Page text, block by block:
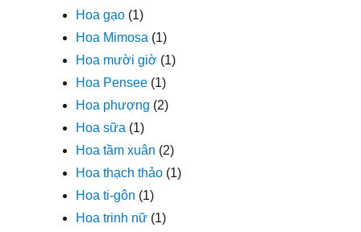
Hoa gạo (1)
Hoa Mimosa (1)
Hoa mười giờ (1)
Hoa Pensee (1)
Hoa phượng (2)
Hoa sữa (1)
Hoa tầm xuân (2)
Hoa thạch thảo (1)
Hoa ti-gôn (1)
Hoa trinh nữ (1)